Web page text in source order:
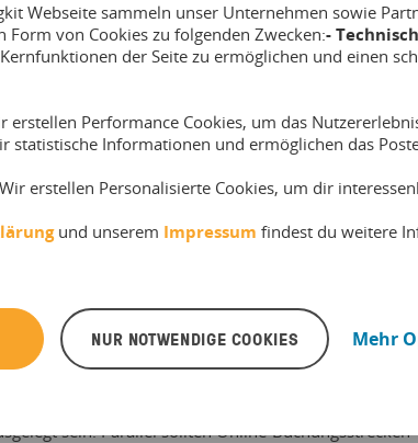
auf Rekordniveau
Niveau. Im April 2026 entsprechen die
Spitze aus 2024, den zweiten Monat in Folge. Der
sondern Ausdruck einer breit getragenen Rückkehr
Für Anbieter rückt damit die operative
Personalplanung und Check-in müssen jetzt
sein. Parallel sollten Online-Buchungsstrecken
Webseite sammeln unser Unternehmen sowie
von Cookies zu folgenden Zwecken:-
der Seite zu ermöglichen und einen
erstellen Performance Cookies, um das
statistische Informationen und ermöglichen das
Wir erstellen Personalisierte Cookies, um dir
und unserem Impressum findest du weitere
NUR NOTWENDIGE COOKIES Mehr